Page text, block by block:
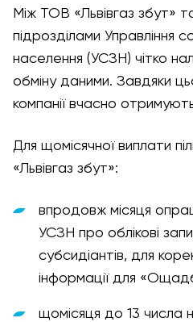
Між ТОВ «Львівгаз збут»
підрозділами Управління
населення (УСЗН) чітко
обміну даними. Завдяки
компанії вчасно
Для щомісячної виплати
«Львівгаз збут»:
впродовж місяця
УСЗН про облікові
субсидіантів, для
інформації для
щомісяця до 13 числа